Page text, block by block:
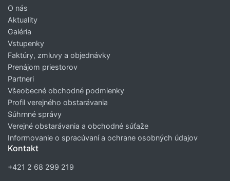
O nás
Aktuality
Galéria
Vstupenky
Faktúry, zmluvy a objednávky
Prenájom priestorov
Partneri
Všeobecné obchodné podmienky
Profil verejného obstarávania
Súhrnné správy
Verejné obstarávania a obchodné súťaže
Informovanie o spracúvaní a ochrane osobných údajov
Kontakt
+421 2 68 299 219